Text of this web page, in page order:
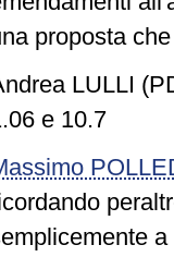
proposta
LULLI
e 10.7